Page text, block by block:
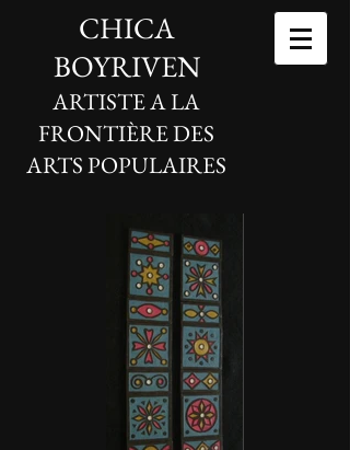
CHICA
BOYRIVEN
ARTISTE A LA
FRONTIÈRE DES
ARTS POPULAIRES